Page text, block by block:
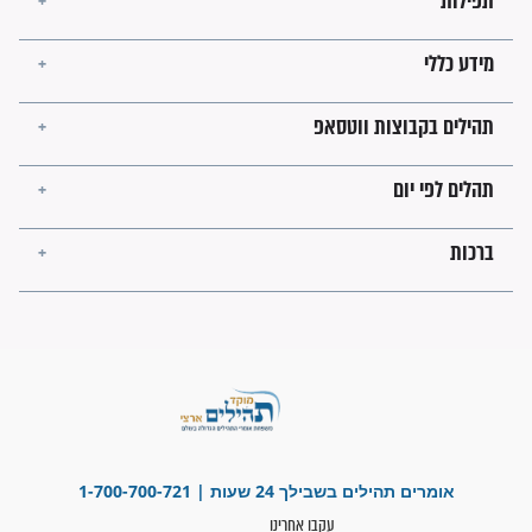
תולדות הבבא
חייו בקצרה
שהתפילה התקבלה -
כבר סבתא
צפו: הראשל"צ על הפגישה